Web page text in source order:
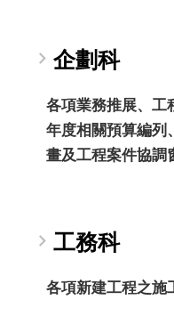
企劃科
各項業務推展、工
年度相關預算編列
畫及工程案件協調
工務科
各項新建工程之施